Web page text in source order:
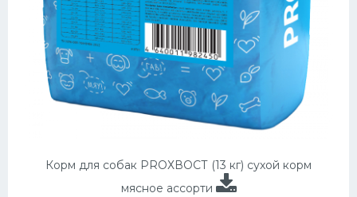
Корм для собак PROХВОСТ (13 кг) сухой корм
мясное ассорти